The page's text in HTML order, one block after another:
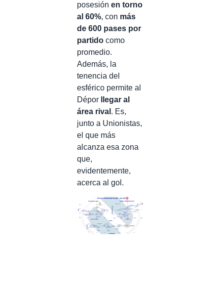
posesión en torno
al 60%, con más
de 600 pases por
partido como
promedio.
Además, la
tenencia del
esférico permite al
Dépor llegar al
área rival . Es,
junto a Unionistas,
el que más
alcanza esa zona
que,
evidentemente,
acerca al gol.